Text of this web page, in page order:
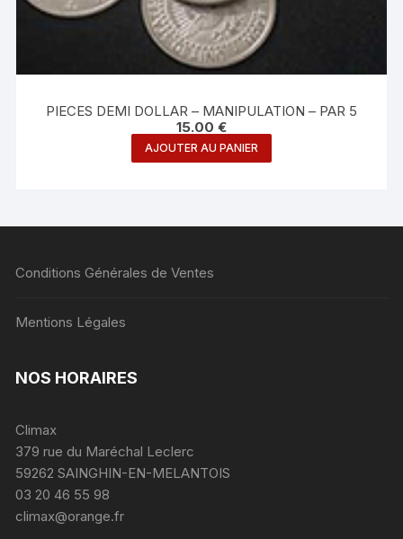
PIECES DEMI DOLLAR – MANIPULATION – PAR 5
15.00 €
AJOUTER AU PANIER
Conditions Générales de Ventes
Mentions Légales
NOS HORAIRES
Climax
379 rue du Maréchal Leclerc
59262 SAINGHIN-EN-MELANTOIS
03 20 46 55 98
climax@orange.fr